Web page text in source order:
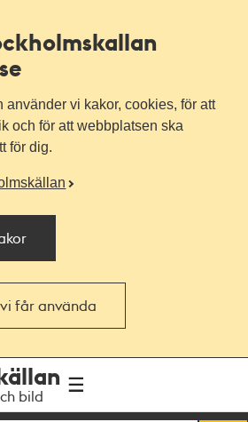
använder vi kakor, cookies, för att
och för att webbplatsen ska
för dig.
får använda
bild